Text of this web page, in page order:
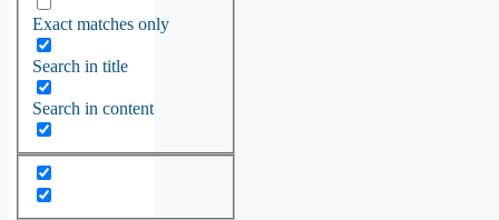
Exact matches only
Search in title
Search in content